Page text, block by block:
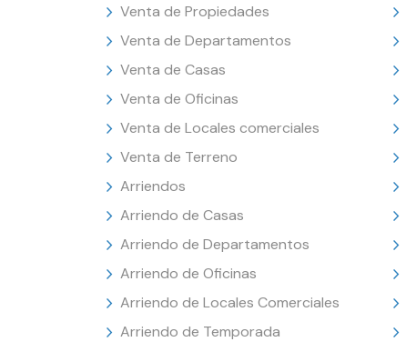
Venta de Propiedades
Venta de Departamentos
Venta de Casas
Venta de Oficinas
Venta de Locales comerciales
Venta de Terreno
Arriendos
Arriendo de Casas
Arriendo de Departamentos
Arriendo de Oficinas
Arriendo de Locales Comerciales
Arriendo de Temporada